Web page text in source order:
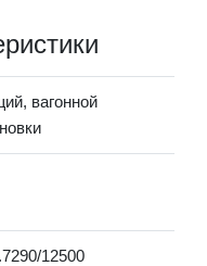
вагонной
12500